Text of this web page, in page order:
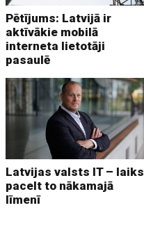
Pētījums: Latvijā ir
aktīvākie mobilā
interneta lietotāji
pasaulē
Latvijas valsts IT – laiks
pacelt to nākamajā
līmenī